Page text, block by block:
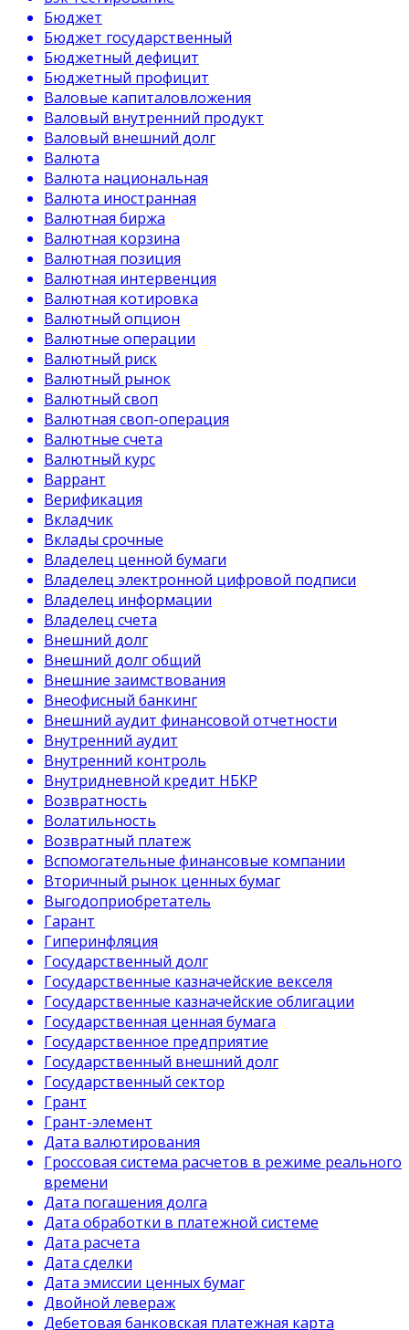
Бюджет
Бюджет государственный
Бюджетный дефицит
Бюджетный профицит
Валовые капиталовложения
Валовый внутренний продукт
Валовый внешний долг
Валюта
Валюта национальная
Валюта иностранная
Валютная биржа
Валютная корзина
Валютная позиция
Валютная интервенция
Валютная котировка
Валютный опцион
Валютные операции
Валютный риск
Валютный рынок
Валютный своп
Валютная своп-операция
Валютные счета
Валютный курс
Варрант
Верификация
Вкладчик
Вклады срочные
Владелец ценной бумаги
Владелец электронной цифровой подписи
Владелец информации
Владелец счета
Внешний долг
Внешний долг общий
Внешние заимствования
Внеофисный банкинг
Внешний аудит финансовой отчетности
Внутренний аудит
Внутренний контроль
Внутридневной кредит НБКР
Возвратность
Волатильность
Возвратный платеж
Вспомогательные финансовые компании
Вторичный рынок ценных бумаг
Выгодоприобретатель
Гарант
Гиперинфляция
Государственный долг
Государственные казначейские векселя
Государственные казначейские облигации
Государственная ценная бумага
Государственное предприятие
Государственный внешний долг
Государственный сектор
Грант
Грант-элемент
Дата валютирования
Гроссовая система расчетов в режиме реального
времени
Дата погашения долга
Дата обработки в платежной системе
Дата расчета
Дата сделки
Дата эмиссии ценных бумаг
Двойной левераж
Дебетовая банковская платежная карта